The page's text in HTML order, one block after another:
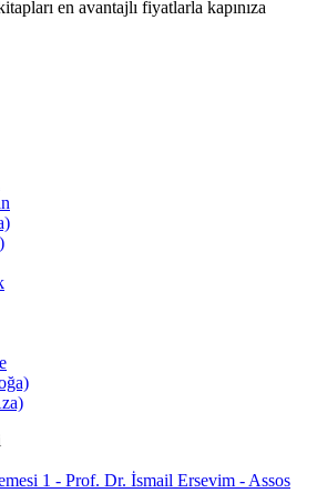
en avantajlı fiyatlarla kapınıza